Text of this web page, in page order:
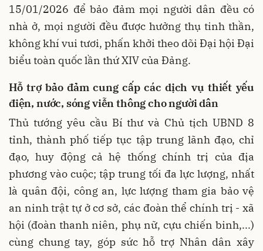
15/01/2026 để bảo đảm mọi người dân đều có
nhà ở, mọi người đều được hưởng thụ tinh thần,
không khí vui tươi, phấn khởi theo dõi Đại hội Đại
biểu toàn quốc lần thứ XIV của Đảng.
Hỗ trợ bảo đảm cung cấp các dịch vụ thiết yếu
điện, nước, sóng viễn thông cho người dân
Thủ tướng yêu cầu Bí thư và Chủ tịch UBND 8
tỉnh, thành phố tiếp tục tập trung lãnh đạo, chỉ
đạo, huy động cả hệ thống chính trị của địa
phương vào cuộc; tập trung tối đa lực lượng, nhất
là quân đội, công an, lực lượng tham gia bảo vệ
an ninh trật tự ở cơ sở, các đoàn thể chính trị - xã
hội (đoàn thanh niên, phụ nữ, cựu chiến binh,...)
cùng chung tay, góp sức hỗ trợ Nhân dân xây